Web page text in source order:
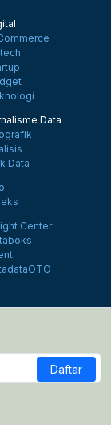
Data
Data
Center
Daftar
on Instagram
us on